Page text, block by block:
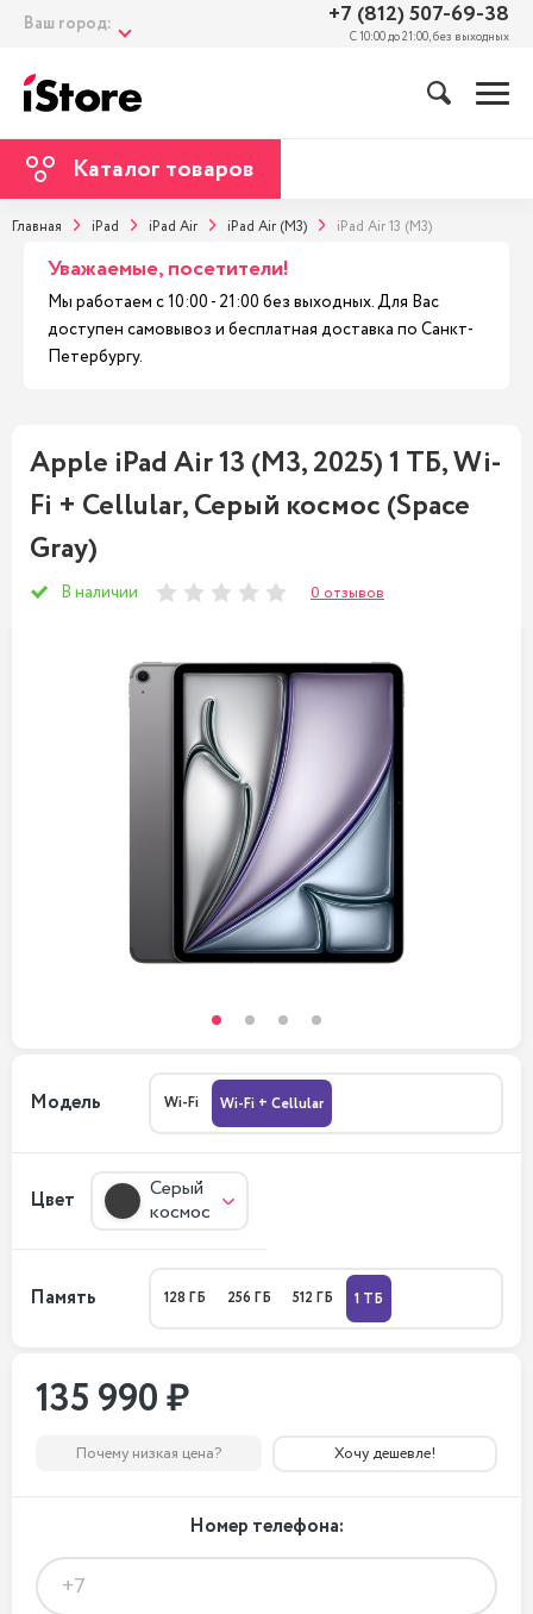
Ваш город: +7 (812) 507-69-38
С 10:00 до 21:00, без выходных
Каталог товаров
Главная iPad iPad Air iPad Air (M3) iPad Air 13 (M3)
Уважаемые, посетители!
Мы работаем с 10:00 - 21:00 без выходных. Для Вас
доступен самовывоз и бесплатная доставка по Санкт-
Петербургу.
Apple iPad Air 13 (M3, 2025) 1 ТБ, Wi-
Fi + Cellular, Серый космос (Space
Gray)
В наличии 0 отзывов
Модель Wi-Fi Wi-Fi + Cellular
Цвет
Серый
космос
Память 128 ГБ 256 ГБ 512 ГБ 1 ТБ
135 990 ₽
Почему низкая цена? Хочу дешевле!
Номер телефона: